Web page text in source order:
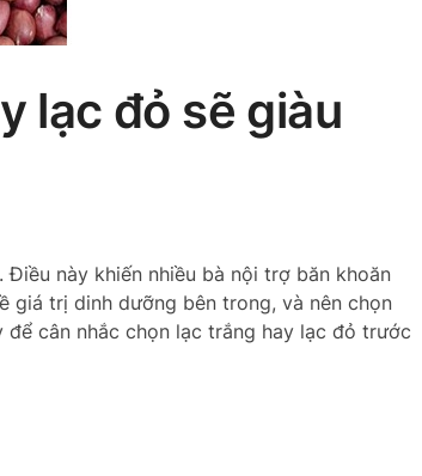
lạc đỏ sẽ giàu
này khiến nhiều bà nội trợ băn khoăn
giá trị dinh dưỡng bên trong, và nên chọn
cân nhắc chọn lạc trắng hay lạc đỏ trước